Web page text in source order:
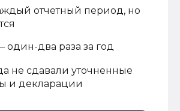
отчетный период, но
один-два раза за год
не сдавали уточненные
и декларации